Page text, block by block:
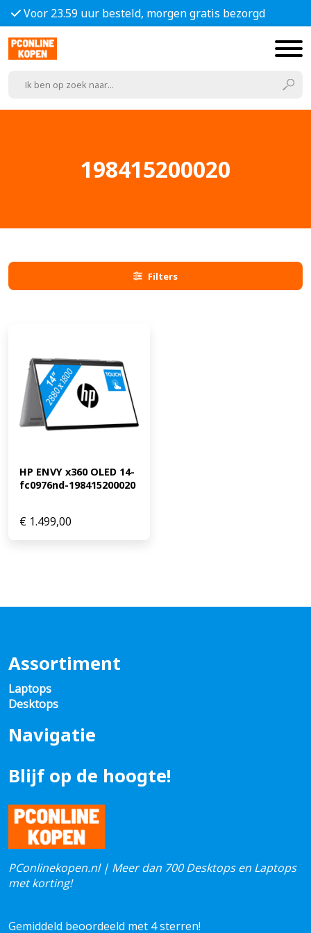
Voor 23.59 uur besteld, morgen gratis bezorgd
198415200020
Filters
HP ENVY x360 OLED 14-
fc0976nd-198415200020
€ 1.499,00
Assortiment
Laptops
Desktops
Navigatie
Blijf op de hoogte!
PConlinekopen.nl | Meer dan 700 Desktops en Laptops
met korting!
Gemiddeld beoordeeld met 4 sterren!